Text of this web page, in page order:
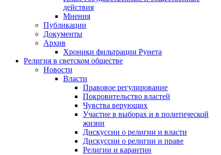
действия
Мнения
Публикации
Документы
Архив
Хроники фильтрации Рунета
Религия в светском обществе
Новости
Власти
Правовое регулирование
Покровительство властей
Чувства верующих
Участие в выборах и в политической
жизни
Дискуссии о религии и власти
Дискуссии о религии и праве
Религии и карантин